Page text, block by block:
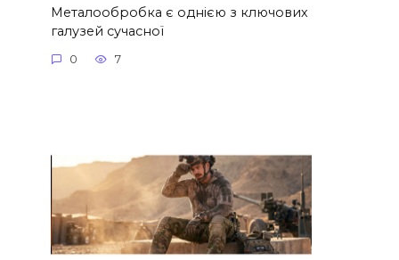
Металообробка є однією з ключових
галузей сучасної
0 7